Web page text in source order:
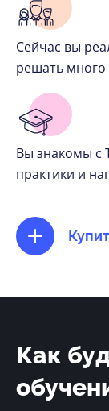
Сейчас вы
решать много
Вы знакомы с
практики и
Как